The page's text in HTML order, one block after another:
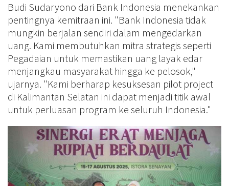
Budi Sudaryono dari Bank Indonesia menekankan
pentingnya kemitraan ini. "Bank Indonesia tidak
mungkin berjalan sendiri dalam mengedarkan
uang. Kami membutuhkan mitra strategis seperti
Pegadaian untuk memastikan uang layak edar
menjangkau masyarakat hingga ke pelosok,"
ujarnya. "Kami berharap kesuksesan pilot project
di Kalimantan Selatan ini dapat menjadi titik awal
untuk perluasan program ke seluruh Indonesia."